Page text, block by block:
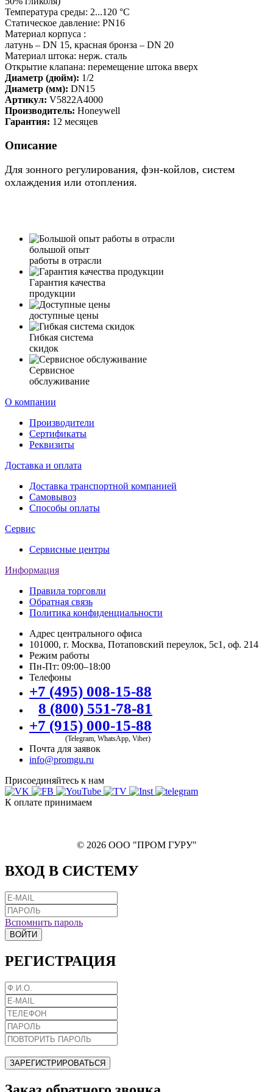
Температура среды: 2...120 °C
Статическое давление: PN16
Материал корпуса :
латунь – DN 15, красная бронза – DN 20
Материал штока: нерж. сталь
Открытие клапана: перемещение штока вверх
Диаметр (дюйм): 1/2
Диаметр (мм): DN15
Артикул: V5822A4000
Производитель: Honeywell
Гарантия: 12 месяцев
Описание
Для зонного регулирования, фэн-койлов, систем
охлаждения или отопления.
большой опыт
работы в отрасли
Гарантия качества
продукции
доступные цены
Гибкая система
скидок
Сервисное
обслуживание
О компании
Производители
Сертификаты
Реквизиты
Доставка и оплата
Доставка транспортной компанией
Самовывоз
Способы оплаты
Сервис
Сервисные центры
Информация
Правила торговли
Обратная связь
Политика конфиденциальности
Адрес центрального офиса
101000, г. Москва, Потаповский переулок, 5с1, оф. 214
Режим работы
Пн-Пт: 09:00–18:00
Телефоны
+7 (495) 008-15-88
8 (800) 551-78-81
+7 (915) 000-15-88
(Telegram, WhatsApp, Viber)
Почта для заявок
info@promgu.ru
Присоединяйтесь к нам
К оплате принимаем
© 2026 ООО "ПРОМ ГУРУ"
ВХОД В СИСТЕМУ
Вспомнить пароль
ВОЙТИ
РЕГИСТРАЦИЯ
ЗАРЕГИСТРИРОВАТЬСЯ